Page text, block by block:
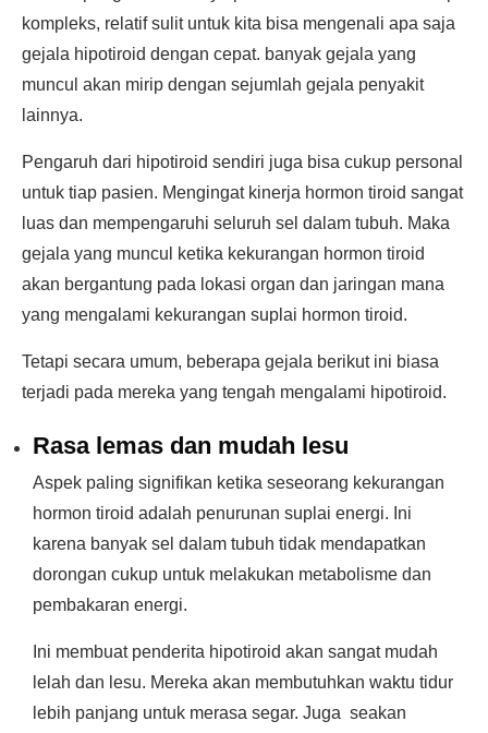
kompleks, relatif sulit untuk kita bisa mengenali apa saja
gejala hipotiroid dengan cepat. banyak gejala yang
muncul akan mirip dengan sejumlah gejala penyakit
lainnya.
Pengaruh dari hipotiroid sendiri juga bisa cukup personal
untuk tiap pasien. Mengingat kinerja hormon tiroid sangat
luas dan mempengaruhi seluruh sel dalam tubuh. Maka
gejala yang muncul ketika kekurangan hormon tiroid
akan bergantung pada lokasi organ dan jaringan mana
yang mengalami kekurangan suplai hormon tiroid.
Tetapi secara umum, beberapa gejala berikut ini biasa
terjadi pada mereka yang tengah mengalami hipotiroid.
Rasa lemas dan mudah lesu
Aspek paling signifikan ketika seseorang kekurangan
hormon tiroid adalah penurunan suplai energi. Ini
karena banyak sel dalam tubuh tidak mendapatkan
dorongan cukup untuk melakukan metabolisme dan
pembakaran energi.
Ini membuat penderita hipotiroid akan sangat mudah
lelah dan lesu. Mereka akan membutuhkan waktu tidur
lebih panjang untuk merasa segar. Juga seakan